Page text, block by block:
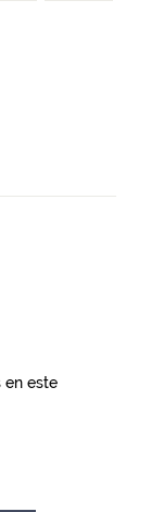
en este